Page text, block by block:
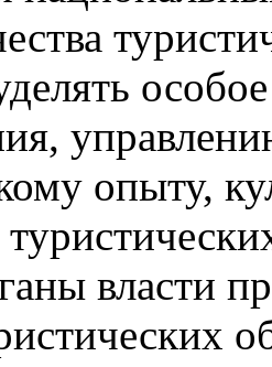
опыту,
власти